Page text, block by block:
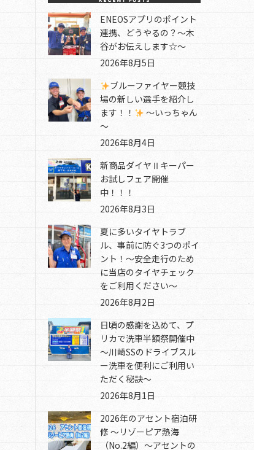
ENEOSアプリのポイント
連携、どうやるの？～木
谷がお伝えします☆～
2026年8月5日
ブルーファイヤー競技
場の新しい選手を紹介し
ます！！
～いっちゃん
～
2026年8月4日
新商品ダイヤⅡキーパー
お試しフェア開催
中！！！
2026年8月3日
夏に多いタイヤトラブ
ル、事前に防ぐ3つのポイ
ント！～安全走行のため
に当店のタイヤチェック
をご利用ください～
2026年8月2日
日頃の感謝を込めて、プ
リカで洗車半額祭開催中
～川崎SSのドライブスル
ー洗車を便利にご利用い
ただく秘訣～
2026年8月1日
2026年のアセント宿泊研
修 ～リゾーピア熱海
（No.2編）～アセントの